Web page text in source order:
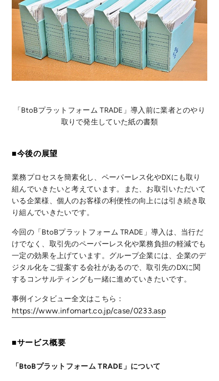
「BtoBプラットフォーム TRADE」導入前に業者とのやり
取りで発生していた紙の書類
■今後の展望
業務プロセスを簡素化し、ペーパーレス化やDXにも取り
組んでいきたいと考えています。また、お取引いただいて
いる企業様、個人のお客様の利便性の向上には引き続き取
り組んでいきたいです。
今回の「BtoBプラットフォーム TRADE」導入は、当行だ
けでなく、取引先のペーパーレス化や業務負担の軽減でも
一定の効果を上げています。グループ企業には、企業のデ
ジタル化をご提案する会社があるので、取引先のDXに関
するコンサルティングも一緒に進めていきたいです。
事例インタビュー全文はこちら：
https://www.infomart.co.jp/case/0233.asp
■サービス概要
「BtoBプラットフォーム TRADE」について